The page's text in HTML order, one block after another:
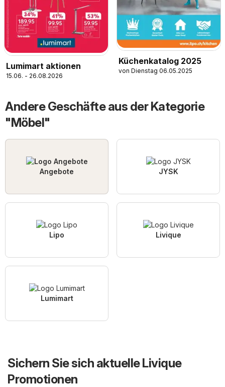
Lumimart aktionen
15.06. - 26.08.2026
Küchenkatalog 2025
von Dienstag 06.05.2025
Andere Geschäfte aus der Kategorie
"Möbel"
Angebote JYSK
Lipo Livique
Lumimart
Sichern Sie sich aktuelle Livique
Promotionen